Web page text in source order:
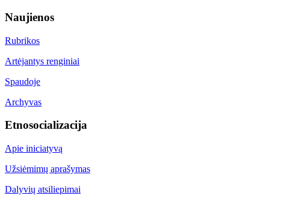
Naujienos
Rubrikos
Artėjantys renginiai
Spaudoje
Archyvas
Etnosocializacija
Apie iniciatyvą
Užsiėmimų aprašymas
Dalyvių atsiliepimai